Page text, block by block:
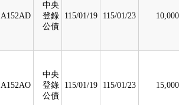
A152AD
中央
登錄
公債
115/01/19 115/01/23 10,000
A152AO
中央
登錄
公債
115/01/19 115/01/23 15,000